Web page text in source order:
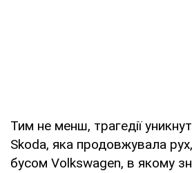
Тим не менш, трагедії
Skoda, яка продовжувала
бусом Volkswagen, в якому